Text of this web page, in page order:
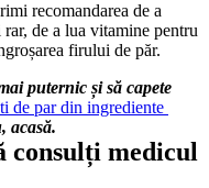
recomandarea de a
de a lua vitamine pentru
firului de păr.
puternic și să capete
de par din ingrediente
acasă.
consulți medicul